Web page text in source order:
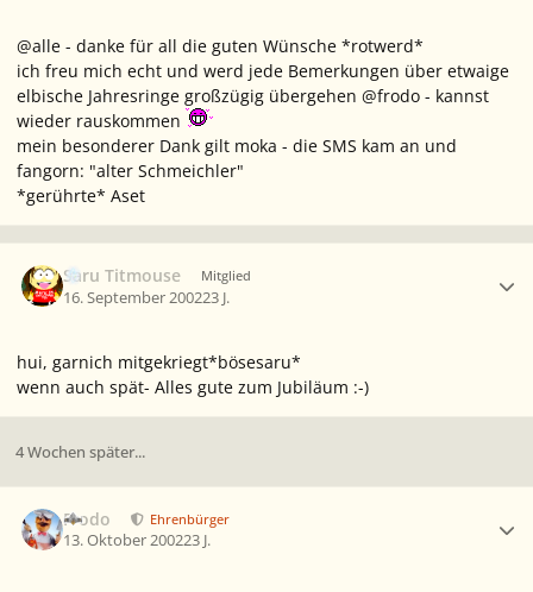
@alle - danke für all die guten Wünsche *rotwerd*
ich freu mich echt und werd jede Bemerkungen über etwaige
elbische Jahresringe großzügig übergehen @frodo - kannst
wieder rauskommen
mein besonderer Dank gilt moka - die SMS kam an und
fangorn: "alter Schmeichler"
*gerührte* Aset
Saru Titmouse Mitglied
16. September 200223 J.
hui, garnich mitgekriegt*bösesaru*
wenn auch spät- Alles gute zum Jubiläum :-)
4 Wochen später...
Frodo Ehrenbürger
13. Oktober 200223 J.